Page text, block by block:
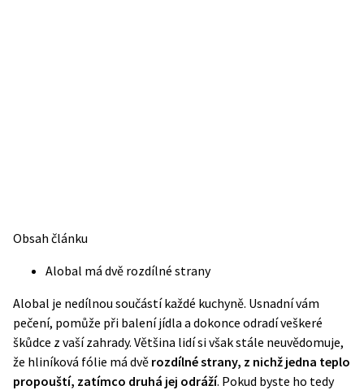
Obsah článku
Alobal má dvě rozdílné strany
Alobal je nedílnou součástí každé kuchyně. Usnadní vám
pečení, pomůže při balení jídla a dokonce odradí veškeré
škůdce z vaší zahrady. Většina lidí si však stále neuvědomuje,
že hliníková fólie má dvě rozdílné strany, z nichž jedna teplo
propouští, zatímco druhá jej odráží. Pokud byste ho tedy